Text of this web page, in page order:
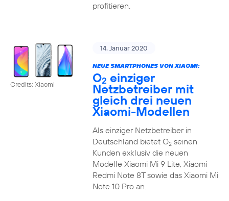
profitieren.
Credits: Xiaomi
14. Januar 2020
NEUE SMARTPHONES VON XIAOMI:
O2 einziger
Netzbetreiber mit
gleich drei neuen
Xiaomi-Modellen
Als einziger Netzbetreiber in
Deutschland bietet O2seinen
Kunden exklusiv die neuen
Modelle Xiaomi Mi 9 Lite, Xiaomi
Redmi Note 8T sowie das Xiaomi Mi
Note 10 Pro an.